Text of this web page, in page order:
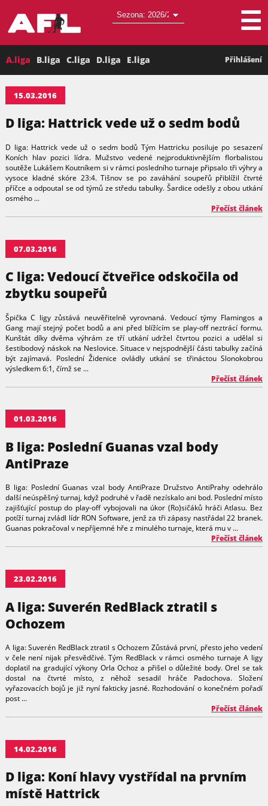
☰
A.liga B.liga C.liga D.liga E.liga Přihlášení
15.03.2016
D liga: Hattrick vede už o sedm bodů
D liga: Hattrick vede už o sedm bodů Tým Hattricku posiluje po sesazení
Koních hlav pozici lídra. Mužstvo vedené nejproduktivnějším florbalistou
soutěže Lukášem Koutníkem si v rámci posledního turnaje připsalo tři výhry a
vysoce kladné skóre 23:4. Tišnov se po zaváhání soupeřů přiblížil čtvrté
příčce a odpoutal se od týmů ze středu tabulky. Šardice odešly z obou utkání
osmého ...
Přečíst článek
07.03.2016
C liga: Vedoucí čtveřice odskočila od
zbytku soupeřů
Špička C ligy zůstává neuvěřitelně vyrovnaná. Vedoucí týmy Flamingos a
Gang mají stejný počet bodů a ani před blížícím se play-off neztrácí formu.
Kunštát díky dvěma výhrám ze tří utkání udržel čtvrtou pozici a udělal si
šestibodový náskok na Neslovice. Situace v nejspodnější části tabulky začíná
být zajímavá. Poslední Židenice ovládly utkání se třináctou Slonokobrou
výsledkem 6:1, čímž se ...
Přečíst článek
01.03.2016
B liga: Poslední Guanas vzal body
AntiPraze
B liga: Poslední Guanas vzal body AntiPraze Družstvo AntiPrahy odehrálo
další neúspěšný turnaj, když podruhé v řadě nezískalo ani bod. Poslední místo
zajišťující postup do play-off vybojovali na úkor (Ro)sičáků hráči Atlasu. Bez
potíží turnaj zvládl lídr RON Software, jenž za tři zápasy nastřádal 22 branek.
Guanas pokračoval v nepříjemné hře z minulého turnaje, která mu v ...
Přečíst článek
23.02.2016
A liga: Suverén RedBlack ztratil s
Ochozem
A liga: Suverén RedBlack ztratil s Ochozem Zůstává první, přesto jeho vedení
v čele není nijak přesvědčivé. Tým RedBlack v rámci osmého turnaje A ligy
doplatil na gradující výkony Orla Ochoz a přišel o důležité body. Orel se tak
dostal na čtvrté místo, z něhož sesadil hráče Padochova. Složení
vyřazovacích bojů je již nyní fakticky jasné. Rozhodování o konečném pořadí
post ...
Přečíst článek
14.02.2016
D liga: Koní hlavy vystřídal na prvním
místě Hattrick